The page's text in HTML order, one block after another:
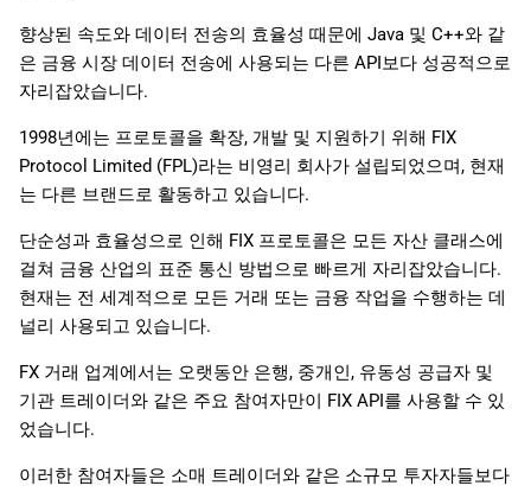
향상된 속도와 데이터 전송의 효율성 때문에 Java 및 C++와 같
은 금융 시장 데이터 전송에 사용되는 다른 API보다 성공적으로
자리잡았습니다.
1998년에는 프로토콜을 확장, 개발 및 지원하기 위해 FIX
Protocol Limited (FPL)라는 비영리 회사가 설립되었으며, 현재
는 다른 브랜드로 활동하고 있습니다.
단순성과 효율성으로 인해 FIX 프로토콜은 모든 자산 클래스에
걸쳐 금융 산업의 표준 통신 방법으로 빠르게 자리잡았습니다.
현재는 전 세계적으로 모든 거래 또는 금융 작업을 수행하는 데
널리 사용되고 있습니다.
FX 거래 업계에서는 오랫동안 은행, 중개인, 유동성 공급자 및
기관 트레이더와 같은 주요 참여자만이 FIX API를 사용할 수 있
었습니다.
이러한 참여자들은 소매 트레이더와 같은 소규모 투자자들보다